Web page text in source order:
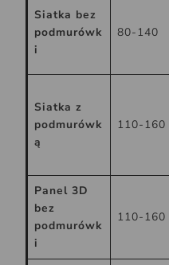
Siatka bez
podmurówk
i
80-140
Siatka z
podmurówk
ą
110-160
Panel 3D
bez
podmurówk
i
110-160